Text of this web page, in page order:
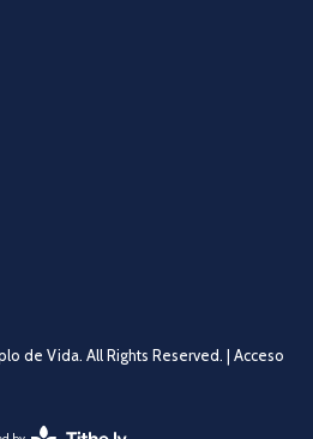
de Vida. All Rights Reserved. | Acceso